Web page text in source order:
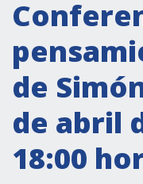
Secretaría
Secretaría
Secretaría
Forum Pymes
Conferencia
Red para la
de
de abril
18:00